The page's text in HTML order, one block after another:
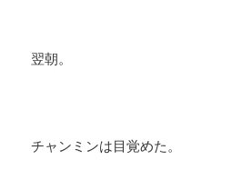
翌朝。
チャンミンは目覚めた。